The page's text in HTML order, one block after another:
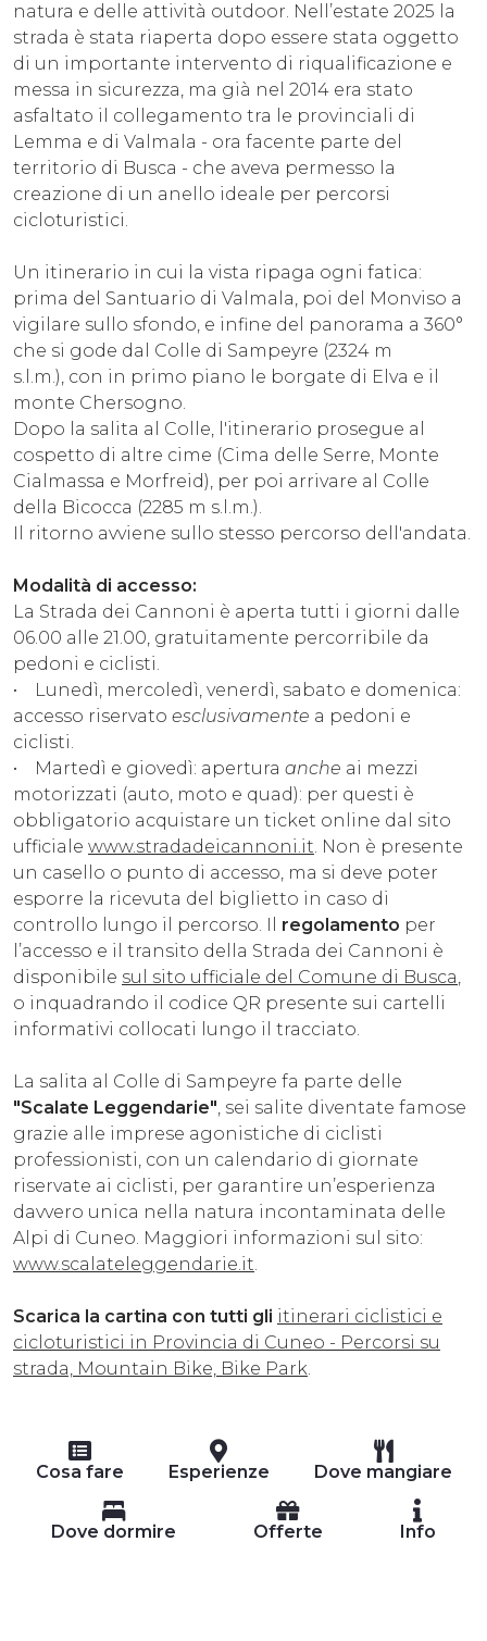
natura e delle attività outdoor. Nell’estate 2025 la
strada è stata riaperta dopo essere stata oggetto
di un importante intervento di riqualificazione e
messa in sicurezza, ma già nel 2014 era stato
asfaltato il collegamento tra le provinciali di
Lemma e di Valmala - ora facente parte del
territorio di Busca - che aveva permesso la
creazione di un anello ideale per percorsi
cicloturistici.
Un itinerario in cui la vista ripaga ogni fatica:
prima del Santuario di Valmala, poi del Monviso a
vigilare sullo sfondo, e infine del panorama a 360°
che si gode dal Colle di Sampeyre (2324 m
s.l.m.), con in primo piano le borgate di Elva e il
monte Chersogno.
Dopo la salita al Colle, l'itinerario prosegue al
cospetto di altre cime (Cima delle Serre, Monte
Cialmassa e Morfreid), per poi arrivare al Colle
della Bicocca (2285 m s.l.m.).
Il ritorno avviene sullo stesso percorso dell'andata.
Modalità di accesso:
La Strada dei Cannoni è aperta tutti i giorni dalle
06.00 alle 21.00, gratuitamente percorribile da
pedoni e ciclisti.
• Lunedì, mercoledì, venerdì, sabato e domenica:
accesso riservato esclusivamente a pedoni e
ciclisti.
• Martedì e giovedì: apertura anche ai mezzi
motorizzati (auto, moto e quad): per questi è
obbligatorio acquistare un ticket online dal sito
ufficiale www.stradadeicannoni.it. Non è presente
un casello o punto di accesso, ma si deve poter
esporre la ricevuta del biglietto in caso di
controllo lungo il percorso. Il regolamento per
l’accesso e il transito della Strada dei Cannoni è
disponibile sul sito ufficiale del Comune di Busca,
o inquadrando il codice QR presente sui cartelli
informativi collocati lungo il tracciato.
La salita al Colle di Sampeyre fa parte delle
"Scalate Leggendarie", sei salite diventate famose
grazie alle imprese agonistiche di ciclisti
professionisti, con un calendario di giornate
riservate ai ciclisti, per garantire un’esperienza
davvero unica nella natura incontaminata delle
Alpi di Cuneo. Maggiori informazioni sul sito:
www.scalateleggendarie.it.
Scarica la cartina con tutti gli itinerari ciclistici e
cicloturistici in Provincia di Cuneo - Percorsi su
strada, Mountain Bike, Bike Park.
Cosa fare Esperienze Dove mangiare
Dove dormire Offerte Info